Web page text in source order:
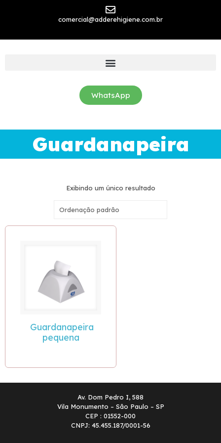
comercial@adderehigiene.com.br
WhatsApp
Guardanapeira
Exibindo um único resultado
Guardanapeira
pequena
Av. Dom Pedro I, 588
Vila Monumento – São Paulo – SP
CEP : 01552-000
CNPJ: 45.455.187/0001-56